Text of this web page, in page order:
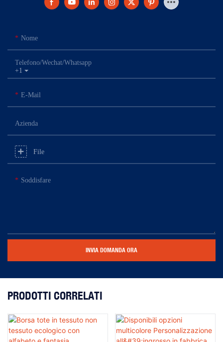
Nome
+1
Telefono/Wechat/Whatsapp
E-Mail
Azienda
File
Soddisfare
INVIA DOMANDA ORA
PRODOTTI CORRELATI